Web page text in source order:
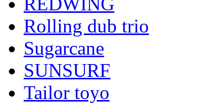
Rolling dub trio
Sugarcane
SUNSURF
Tailor toyo